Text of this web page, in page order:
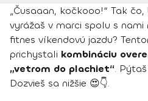
„Čusaaan, kočkooo!“ Tak
vyrážaš v marci spolu s nami
fitnes víkendovú jazdu?
prichystali kombináciu
„vetrom do plachiet“.
Dozvieš sa nižšie 😍👇.